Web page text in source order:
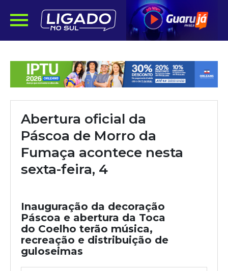
Abertura oficial da
Páscoa de Morro da
Fumaça acontece nesta
sexta-feira, 4
Inauguração da decoração
Páscoa e abertura da Toca
do Coelho terão música,
recreação e distribuição de
guloseimas